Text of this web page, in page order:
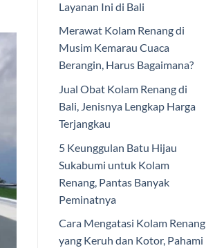
Layanan Ini di Bali
Merawat Kolam Renang di
Musim Kemarau Cuaca
Berangin, Harus Bagaimana?
Jual Obat Kolam Renang di
Bali, Jenisnya Lengkap Harga
Terjangkau
5 Keunggulan Batu Hijau
Sukabumi untuk Kolam
Renang, Pantas Banyak
Peminatnya
Cara Mengatasi Kolam Renang
yang Keruh dan Kotor, Pahami